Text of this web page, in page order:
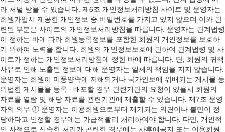
라 처벌 받을 수 있습니다. 제6조 개인정보처리방침 사이트 및 운영자는
회원가입시 제공한 개인정보 중 비밀번호를 가지고 있지 않으며 이와 관
련된 부분은 사이트의 개인정보처리방침을 따릅니다. 운영자는 관계법령
이 정하는 바에 따라 회원등록정보를 포함한 회원의 개인정보를 보호하
기 위하여 노력을 합니다. 회원의 개인정보보호에 관하여 관계법령 및 사
이트가 정하는 개인정보처리방침에 정한 바에 따릅니다. 단, 회원의 귀책
사유로 인해 노출된 정보에 대해 운영자는 일체의 책임을 지지 않습니다.
운영자는 회원이 미풍양속에 저해되거나 국가안보에 위배되는 게시물 등
위법한 게시물을 등록 · 배포할 경우 관련기관의 요청이 있을시 회원의
자료를 열람 및 해당 자료를 관련기관에 제출할 수 있습니다. 제7조 운영
자의 의무 ① 운영자는 이용회원으로부터 제기되는 의견이나 불만이 정
당하다고 인정할 경우에는 가급적빨리 처리하여야 합니다. 다만, 개인적
인 사정으로 신속한 처리가 곤란한 경우에는 사후에공지 또는 이용회원